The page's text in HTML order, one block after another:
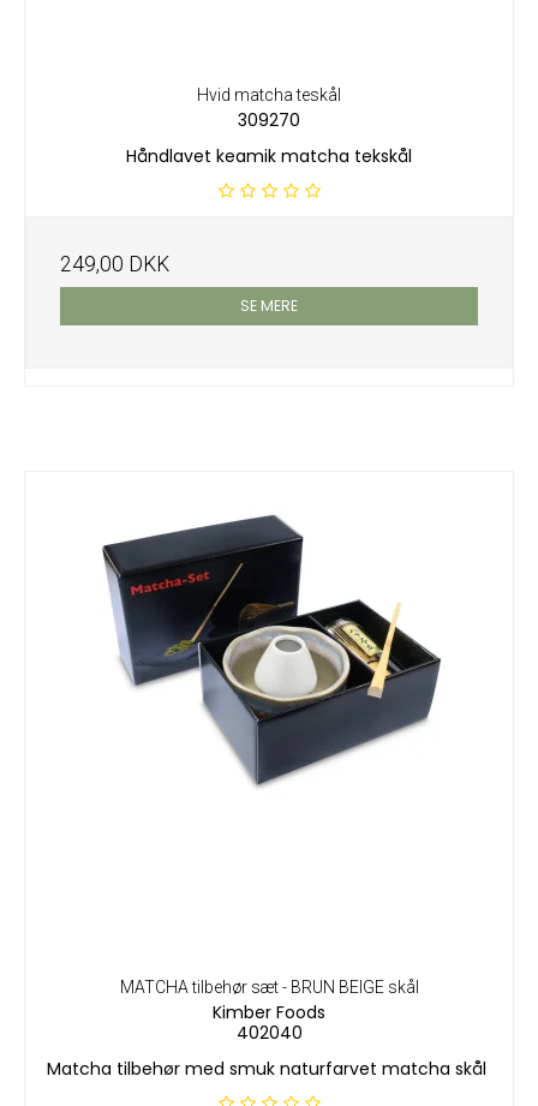
Hvid matcha teskål
309270
Håndlavet keamik matcha tekskål
249,00 DKK
SE MERE
MATCHA tilbehør sæt - BRUN BEIGE skål
Kimber Foods
402040
Matcha tilbehør med smuk naturfarvet matcha skål